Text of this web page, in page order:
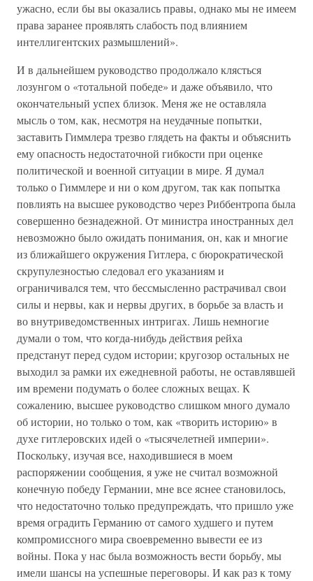
ужасно, если бы вы оказались правы, однако мы не имеем
права заранее проявлять слабость под влиянием
интеллигентских размышлений».
И в дальнейшем руководство продолжало клясться
лозунгом о «тотальной победе» и даже объявило, что
окончательный успех близок. Меня же не оставляла
мысль о том, как, несмотря на неудачные попытки,
заставить Гиммлера трезво глядеть на факты и объяснить
ему опасность недостаточной гибкости при оценке
политической и военной ситуации в мире. Я думал
только о Гиммлере и ни о ком другом, так как попытка
повлиять на высшее руководство через Риббентропа была
совершенно безнадежной. От министра иностранных дел
невозможно было ожидать понимания, он, как и многие
из ближайшего окружения Гитлера, с бюрократической
скрупулезностью следовал его указаниям и
ограничивался тем, что бессмысленно растрачивал свои
силы и нервы, как и нервы других, в борьбе за власть и
во внутриведомственных интригах. Лишь немногие
думали о том, что когда-нибудь действия рейха
предстанут перед судом истории; кругозор остальных не
выходил за рамки их ежедневной работы, не оставлявшей
им времени подумать о более сложных вещах. К
сожалению, высшее руководство слишком много думало
об истории, но только о том, как «творить историю» в
духе гитлеровских идей о «тысячелетней империи».
Поскольку, изучая все, находившиеся в моем
распоряжении сообщения, я уже не считал возможной
конечную победу Германии, мне все яснее становилось,
что недостаточно только предупреждать, что пришло уже
время оградить Германию от самого худшего и путем
компромиссного мира своевременно вывести ее из
войны. Пока у нас была возможность вести борьбу, мы
имели шансы на успешные переговоры. И как раз к тому